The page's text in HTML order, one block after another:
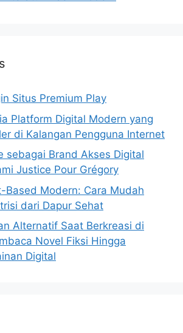
Situs Premium Play
Platform Digital Modern yang
di Kalangan Pengguna Internet
sebagai Brand Akses Digital
Justice Pour Grégory
Based Modern: Cara Mudah
dari Dapur Sehat
Alternatif Saat Berkreasi di
Novel Fiksi Hingga
Digital